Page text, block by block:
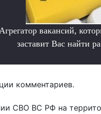
вакансий,
заставит Вас найти
комментариев.
СВО ВС РФ на